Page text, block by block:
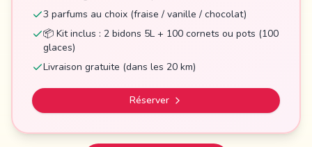
3 parfums au choix (fraise / vanille / chocolat)
📦 Kit inclus : 2 bidons 5L + 100 cornets ou pots (100
glaces)
Livraison gratuite (dans les 20 km)
Réserver